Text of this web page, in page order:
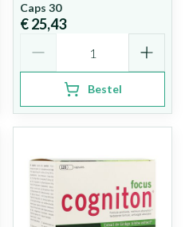
Caps 30
€ 25,43
Bestel